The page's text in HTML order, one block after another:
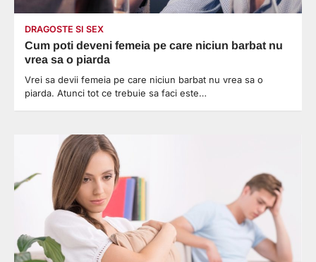
DRAGOSTE SI SEX
Cum poti deveni femeia pe care niciun barbat nu
vrea sa o piarda
Vrei sa devii femeia pe care niciun barbat nu vrea sa o
piarda. Atunci tot ce trebuie sa faci este…